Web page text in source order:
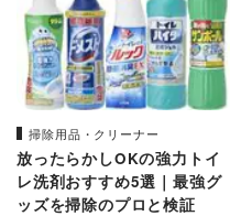
掃除用品・クリーナー
放ったらかしOKの強力トイ
レ洗剤おすすめ5選｜最強グ
ッズを掃除のプロと検証